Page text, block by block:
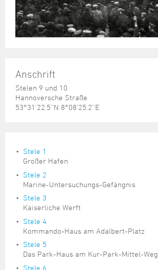
Anschrift
Stelen 9 und 10
Hannoversche Straße
53°31'22.5''N 8°08'25.2''E
Stele 1
Großer Hafen
Stele 2
Marine-Untersuchungs-Gefängnis
Stele 3
Kaiserliche Werft
Stele 4
Kommando-Haus am Adalbert-Platz
Stele 5
Das Park-Haus am Kur-Park-Mittel-Weg
Stele 6